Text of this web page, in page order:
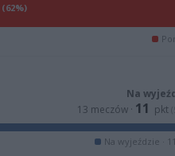
Na
13 meczów · 11 pkt
Na wyjeździe ·